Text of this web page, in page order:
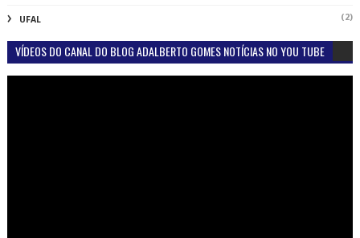
UFAL (2)
VÍDEOS DO CANAL DO BLOG ADALBERTO GOMES NOTÍCIAS NO YOU TUBE